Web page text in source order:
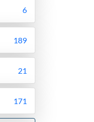
6
189
21
171